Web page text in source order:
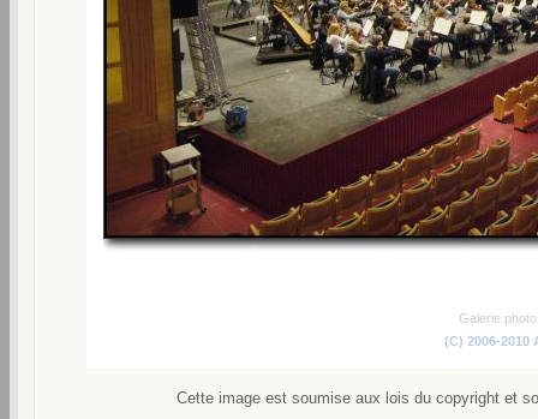
Galerie
(C) 2006-2010
Cette image est soumise aux lois du copyright et